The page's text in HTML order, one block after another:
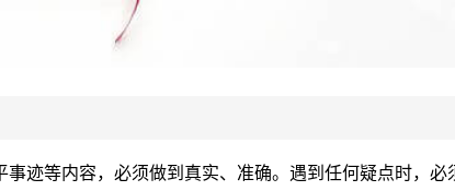
迹等内容，必须做到真实、准确。遇到任何疑点时，必